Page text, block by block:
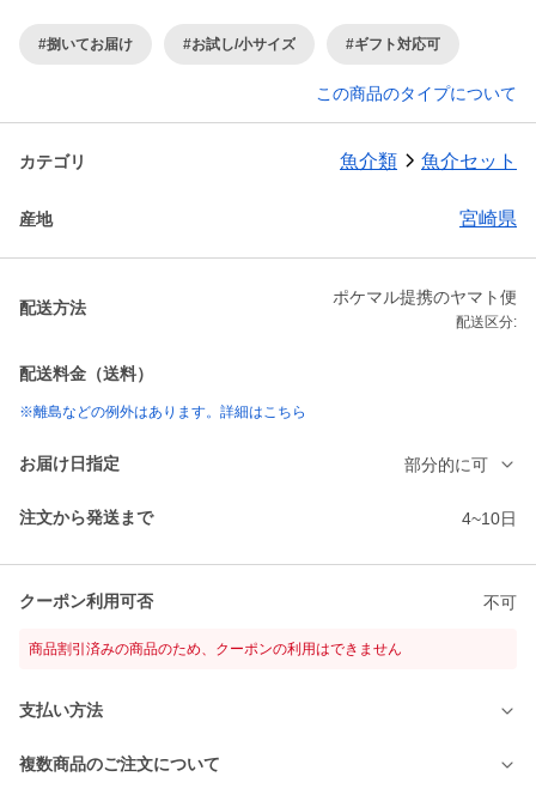
#捌いてお届け #お試し/小サイズ #ギフト対応可
この商品のタイプについて
カテゴリ 魚介類 魚介セット
産地 宮崎県
配送方法
ポケマル提携のヤマト便
配送区分:
配送料金（送料）
※離島などの例外はあります。詳細はこちら
お届け日指定 部分的に可
注文から発送まで 4~10日
クーポン利用可否 不可
商品割引済みの商品のため、クーポンの利用はできません
支払い方法
複数商品のご注文について